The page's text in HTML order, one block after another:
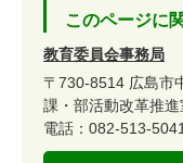
このページに
教育委員会事務局
〒730-8514 広島市
課・部活動改革推進
電話：082-513-